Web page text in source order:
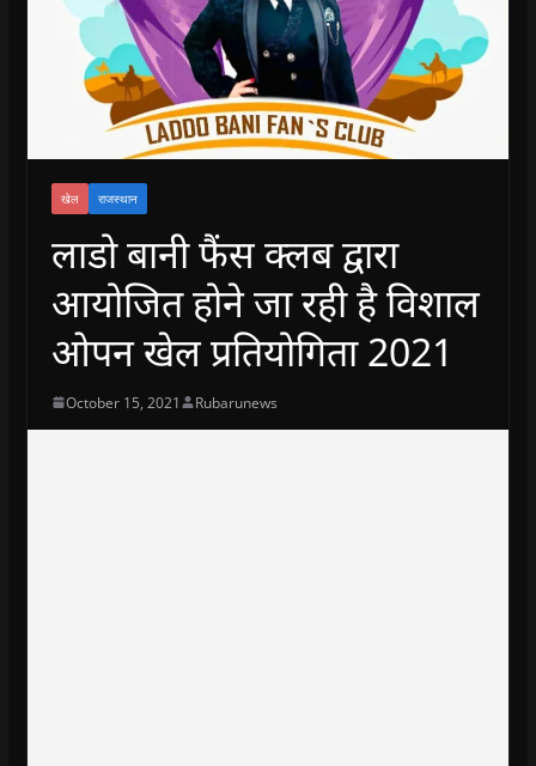
खेल राजस्थान
लाडो बानी फैंस क्लब द्वारा
आयोजित होने जा रही है विशाल
ओपन खेल प्रतियोगिता 2021
October 15, 2021 Rubarunews